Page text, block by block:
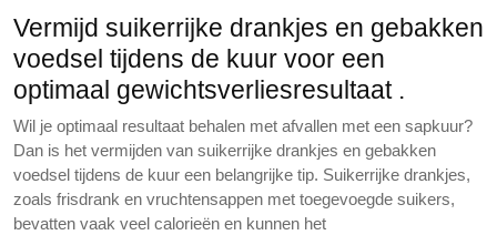
Vermijd suikerrijke drankjes en gebakken
voedsel tijdens de kuur voor een
optimaal gewichtsverliesresultaat .
Wil je optimaal resultaat behalen met afvallen met een sapkuur?
Dan is het vermijden van suikerrijke drankjes en gebakken
voedsel tijdens de kuur een belangrijke tip. Suikerrijke drankjes,
zoals frisdrank en vruchtensappen met toegevoegde suikers,
bevatten vaak veel calorieën en kunnen het